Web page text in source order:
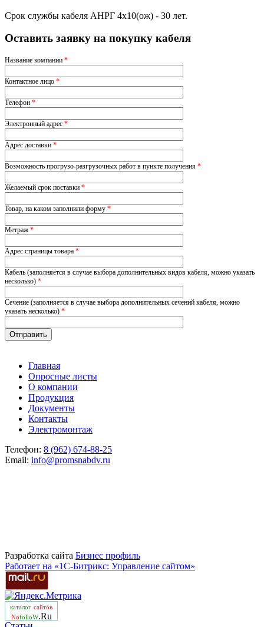
Срок службы кабеля АНРГ 4х10(ож) - 30 лет.
Оставить заявку на покупку кабеля
Название компании *
Контактное лицо *
Телефон *
Электронный адрес *
Адрес доставки *
Возможность прогрузо-разгрузочных работ в пункте получения *
Желаемый срок поставки *
Товар, на каком заполнили форму *
Метраж*
Адрес страницы товара *
Кабель (заполняется в случае выбора дополнительных видов кабеля, можно указать
несколько) *
Сечение (заполняется в случае выбора дополнительных сечений кабеля, можно
указать несколько) *
Главная
Опросные листы
О компании
Продукция
Документы
Контакты
Электромонтаж
Телефон: 8 (962) 674-88-25
Email: info@promsnabdv.ru
Разработка сайта Бизнеc профиль
Работает на «1С-Битрикс: Управление сайтом»
каталог сайтов
NofolloW.Ru